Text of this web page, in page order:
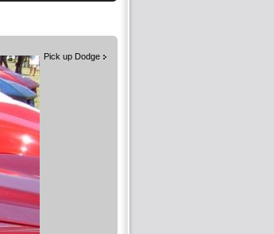
Pick up Dodge